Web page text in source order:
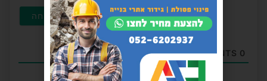
0